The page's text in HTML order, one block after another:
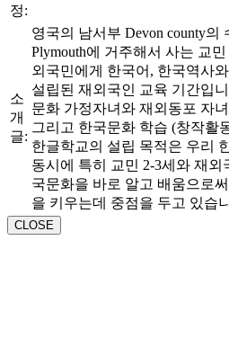
정:
소
개
글:
영국의 남서부 Devon county의
Plymouth에 거주해서 사는 교
외국민에게 한국어, 한국역사
설립된 재외국인 교육 기간입
문화 가정자녀와 재외동포 자
그리고 한국문화 학습 (창작활
한글학교의 설립 목적은 우리
동시에 특히 교민 2-3세와 재
국문화을 바로 알고 배움으로
을 키우는데 중점을 두고 있습
CLOSE